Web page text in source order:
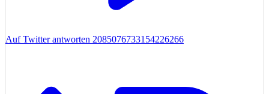
Auf Twitter antworten 2085076733154226266